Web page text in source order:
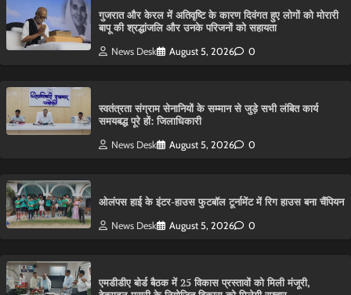
गुजरात और केरल में अतिवृष्टि के कारण दिवंगत हुए लोगों को मोरारी
बापू की श्रद्धांजलि और उनके परिजनों को सहायता
News Desk August 5, 2026 0
स्वतंत्रता संग्राम सेनानियों के सम्मान से जुड़े सभी लंबित कार्य
समयबद्ध पूरे हों: जिलाधिकारी
News Desk August 5, 2026 0
ओलंपस हाई के इंटर-हाउस फुटबॉल टूर्नामेंट में रिग हाउस बना चैंपियन
News Desk August 5, 2026 0
एमडीडीए बोर्ड बैठक में 25 विकास प्रस्तावों को मिली मंजूरी,